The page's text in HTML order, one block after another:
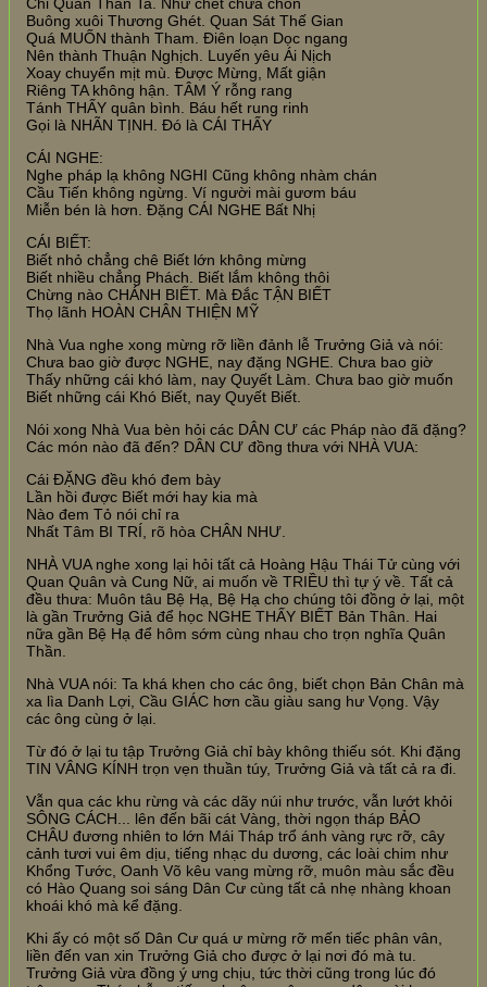
Buông xuôi Thương Ghét. Quan Sát Thế Gian
Quá MUỐN thành Tham. Điên loạn Dọc ngang
Nên thành Thuận Nghịch. Luyến yêu Ái Nịch
Xoay chuyển mịt mù. Được Mừng, Mất giận
Riêng TA không hận. TÂM Ý rỗng rang
Tánh THẤY quân bình. Báu hết rung rinh
Gọi là NHÃN TỊNH. Đó là CÁI THẤY
CÁI NGHE:
Nghe pháp lạ không NGHI Cũng không nhàm chán
Cầu Tiến không ngừng. Ví người mài gươm báu
Miễn bén là hơn. Đặng CÁI NGHE Bất Nhị
CÁI BIẾT:
Biết nhỏ chẳng chê Biết lớn không mừng
Biết nhiều chẳng Phách. Biết lắm không thôi
Chừng nào CHÁNH BIẾT. Mà Đắc TẬN BIẾT
Thọ lãnh HOÀN CHÂN THIỆN MỸ
Nhà Vua nghe xong mừng rỡ liền đảnh lễ Trưởng Giả và nói:
Chưa bao giờ được NGHE, nay đặng NGHE. Chưa bao giờ
Thấy những cái khó làm, nay Quyết Làm. Chưa bao giờ muốn
Biết những cái Khó Biết, nay Quyết Biết.
Nói xong Nhà Vua bèn hỏi các DÂN CƯ các Pháp nào đã đặng?
Các món nào đã đến? DÂN CƯ đồng thưa với NHÀ VUA:
Cái ĐẶNG đều khó đem bày
Lần hồi được Biết mới hay kia mà
Nào đem Tỏ nói chỉ ra
Nhất Tâm BI TRÍ, rõ hòa CHÂN NHƯ.
NHÀ VUA nghe xong lại hỏi tất cả Hoàng Hậu Thái Tử cùng với
Quan Quân và Cung Nữ, ai muốn về TRIỀU thì tự ý về. Tất cả
đều thưa: Muôn tâu Bệ Hạ, Bệ Hạ cho chúng tôi đồng ở lại, một
là gần Trưởng Giả để học NGHE THẤY BIẾT Bản Thân. Hai
nữa gần Bệ Hạ để hôm sớm cùng nhau cho trọn nghĩa Quân
Thần.
Nhà VUA nói: Ta khá khen cho các ông, biết chọn Bản Chân mà
xa lìa Danh Lợi, Cầu GIÁC hơn cầu giàu sang hư Vọng. Vậy
các ông cùng ở lại.
Từ đó ở lại tu tập Trưởng Giả chỉ bày không thiếu sót. Khi đặng
TIN VÂNG KÍNH trọn vẹn thuần túy, Trưởng Giả và tất cả ra đi.
Vẫn qua các khu rừng và các dãy núi như trước, vẫn lướt khỏi
SÔNG CÁCH... lên đến bãi cát Vàng, thời ngọn tháp BẢO
CHÂU đương nhiên to lớn Mái Tháp trổ ánh vàng rực rỡ, cây
cảnh tươi vui êm dịu, tiếng nhạc du dương, các loài chim như
Khổng Tước, Oanh Võ kêu vang mừng rỡ, muôn màu sắc đều
có Hào Quang soi sáng Dân Cư cùng tất cả nhẹ nhàng khoan
khoái khó mà kể đặng.
Khi ấy có một số Dân Cư quá ư mừng rỡ mến tiếc phân vân,
liền đến van xin Trưởng Giả cho được ở lại nơi đó mà tu.
Trưởng Giả vừa đồng ý ưng chịu, tức thời cũng trong lúc đó